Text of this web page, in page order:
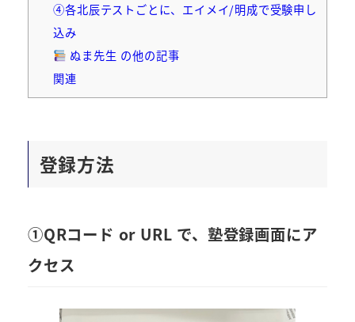
④各北辰テストごとに、エイメイ/明成で受験申し
込み
ぬま先生 の他の記事
関連
登録方法
①QRコード or URL で、塾登録画面にア
クセス